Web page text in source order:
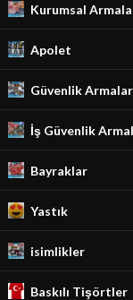
Kurumsal
Apolet
Güvenlik
İş Güvenlik
Bayraklar
Yastık
isimlikler
Baskılı Tişörtler
Ana Sayfa/Mağaza